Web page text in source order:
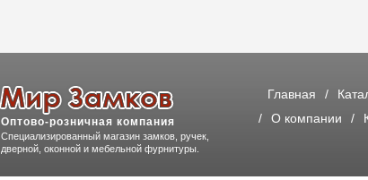
Оптово-розничная компания
Специализированный магазин замков, ручек,
дверной, оконной и мебельной фурнитуры.
Главная
О компании